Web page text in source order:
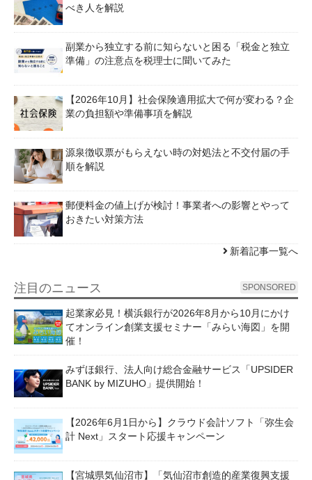
べき人を解説
副業から独立する前に知らないと困る「税金と独立
準備」の注意点を税理士に聞いてみた
【2026年10月】社会保険適用拡大で何が変わる？企
業の負担額や準備事項を解説
源泉徴収票がもらえない時の対処法と不交付届の手
順を解説
郵便料金の値上げが検討！事業者への影響とやって
おきたい対策方法
新着記事一覧へ
注目のニュース SPONSORED
起業家必見！横浜銀行が2026年8月から10月にかけ
てオンライン創業支援セミナー「みらい海図」を開
催！
みずほ銀行、法人向け総合金融サービス「UPSIDER
BANK by MIZUHO」提供開始！
【2026年6月1日から】クラウド会計ソフト「弥生会
計 Next」スタート応援キャンペーン
【宮城県気仙沼市】「気仙沼市創造的産業復興支援